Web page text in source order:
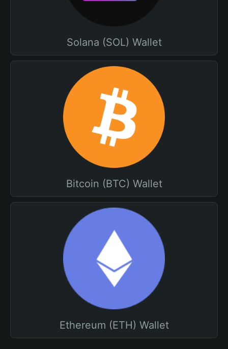
Solana (SOL) Wallet
Bitcoin (BTC) Wallet
Ethereum (ETH) Wallet